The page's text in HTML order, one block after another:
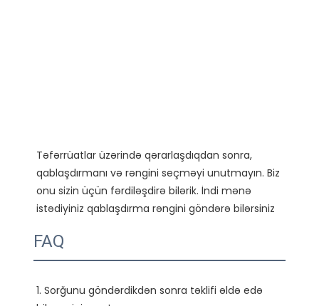
Təfərrüatlar üzərində qərarlaşdıqdan sonra,
qablaşdırmanı və rəngini seçməyi unutmayın. Biz
onu sizin üçün fərdiləşdirə bilərik. İndi mənə
FAQ
1. Sorğunu göndərdikdən sonra təklifi əldə edə